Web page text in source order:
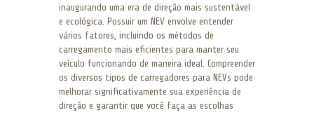
inaugurando uma era de direção mais sustentável
e ecológica. Possuir um NEV envolve entender
vários fatores, incluindo os métodos de
carregamento mais eficientes para manter seu
veículo funcionando de maneira ideal. Compreender
os diversos tipos de carregadores para NEVs pode
melhorar significativamente sua experiência de
direção e garantir que você faça as escolhas